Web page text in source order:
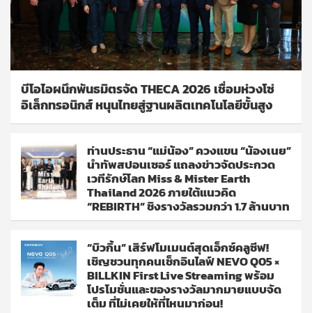
บีโอไอผนึกพันธมิตรจัด THECA 2026 เชื่อมห่วงโซ่
อิเล็กทรอนิกส์ หนุนไทยสู่ฐานผลิตเทคโนโลยีขั้นสูง
ท่านประธาน “แม่น้อง” ควงแขน “น้องเนย”
นำทัพสปอนเซอร์ แถลงข่าวจัดประกวด
เวทีรักษ์โลก Miss & Mister Earth
Thailand 2026 ภายใต้แนวคิด
“REBIRTH” ชิงรางวัลรวมกว่า 1.7 ล้านบาท
“บิวกิ้น” เสิร์ฟโมเมนต์สุดเอ็กซ์คลูซีฟ!
เชิญชวนทุกคนเช็กอินไลฟ์ NEVO Q05 ×
BILLKIN First Live Streaming พร้อม
โปรโมชั่นและของรางวัลมากมายแบบจัด
เต็ม ที่ไม่เคยให้ที่ไหนมาก่อน!